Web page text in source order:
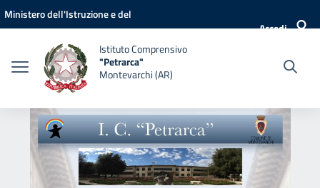
Vai ai contenuti
Vai al menu di navigazione
Vai al footer
Ministero dell'Istruzione e del
Accedi
Istituto Comprensivo
"Petrarca"
Montevarchi (AR)